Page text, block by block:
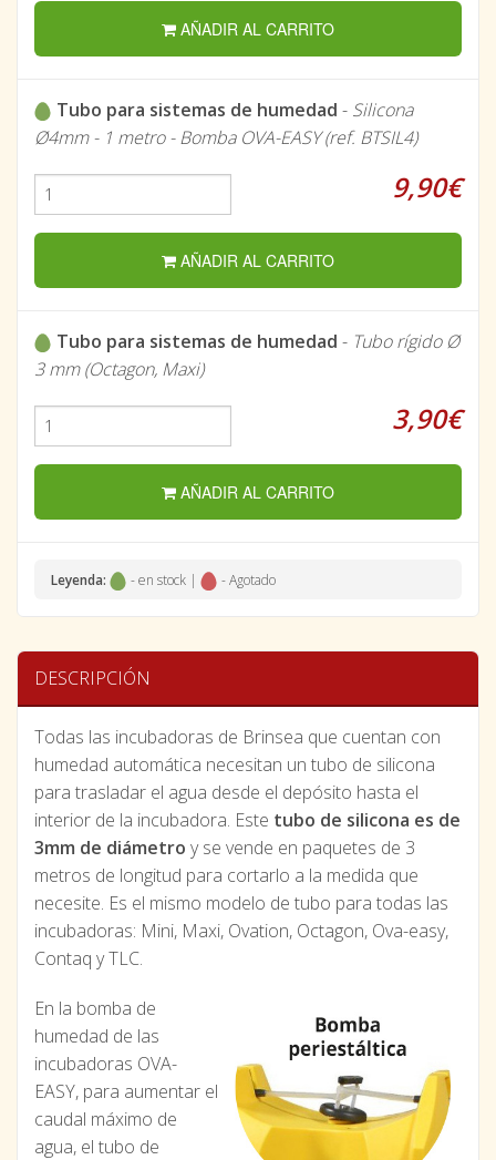
AÑADIR AL CARRITO
Tubo para sistemas de humedad - Silicona
Ø4mm - 1 metro - Bomba OVA-EASY (ref. BTSIL4)
9,90€
AÑADIR AL CARRITO
Tubo para sistemas de humedad - Tubo rígido Ø
3 mm (Octagon, Maxi)
3,90€
AÑADIR AL CARRITO
Leyenda: - en stock | - Agotado
DESCRIPCIÓN
Todas las incubadoras de Brinsea que cuentan con
humedad automática necesitan un tubo de silicona
para trasladar el agua desde el depósito hasta el
interior de la incubadora. Este tubo de silicona es de
3mm de diámetro y se vende en paquetes de 3
metros de longitud para cortarlo a la medida que
necesite. Es el mismo modelo de tubo para todas las
incubadoras: Mini, Maxi, Ovation, Octagon, Ova-easy,
Contaq y TLC.
En la bomba de
humedad de las
incubadoras OVA-
EASY, para aumentar el
caudal máximo de
agua, el tubo de